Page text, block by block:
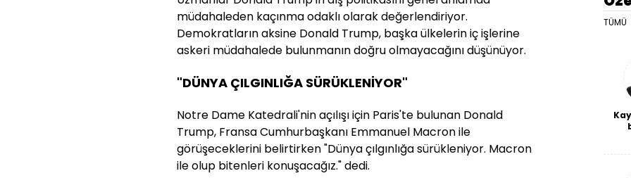
müdahaleden kaçınma odaklı olarak değerlendiriyor.
Demokratların aksine Donald Trump, başka ülkelerin iç işlerine
askeri müdahalede bulunmanın doğru olmayacağını düşünüyor.
"DÜNYA ÇILGINLIĞA SÜRÜKLENİYOR"
Notre Dame Katedrali'nin açılışı için Paris'te bulunan Donald
Trump, Fransa Cumhurbaşkanı Emmanuel Macron ile
görüşeceklerini belirtirken "Dünya çılgınlığa sürükleniyor. Macron
ile olup bitenleri konuşacağız." dedi.
TÜMÜ